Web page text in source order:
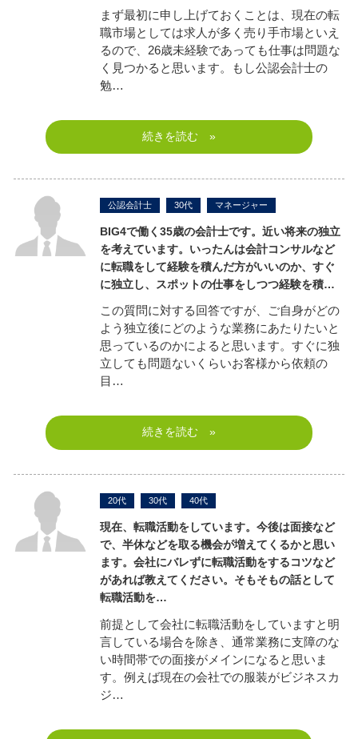
まず最初に申し上げておくことは、現在の転
職市場としては求人が多く売り手市場といえ
るので、26歳未経験であっても仕事は問題な
く見つかると思います。もし公認会計士の
勉…
続きを読む »
公認会計士 30代 マネージャー
BIG4で働く35歳の会計士です。近い将来の独立
を考えています。いったんは会計コンサルなど
に転職をして経験を積んだ方がいいのか、すぐ
に独立し、スポットの仕事をしつつ経験を積…
この質問に対する回答ですが、ご自身がどの
よう独立後にどのような業務にあたりたいと
思っているのかによると思います。すぐに独
立しても問題ないくらいお客様から依頼の
目…
続きを読む »
20代 30代 40代
現在、転職活動をしています。今後は面接など
で、半休などを取る機会が増えてくるかと思い
ます。会社にバレずに転職活動をするコツなど
があれば教えてください。 そもそもの話として
転職活動を…
前提として会社に転職活動をしていますと明
言している場合を除き、通常業務に支障のな
い時間帯での面接がメインになると思いま
す。例えば現在の会社での服装がビジネスカ
ジ…